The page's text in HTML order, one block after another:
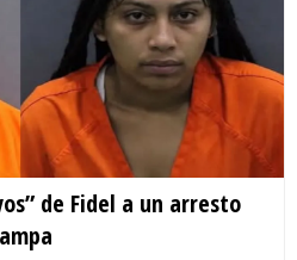
de Fidel a un arresto